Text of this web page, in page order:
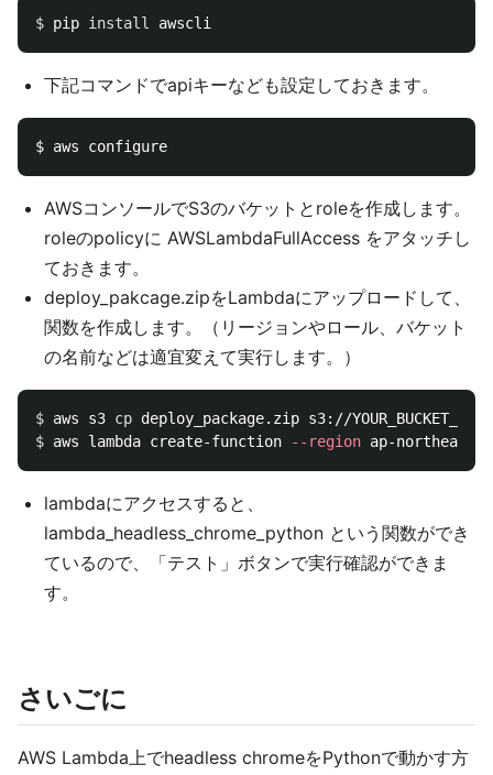
$ pip install
下記コマンドでapiキーなども設定しておきます。
AWSコンソールでS3のバケットとroleを作成します。
roleのpolicyに AWSLambdaFullAccess をアタッチし
ておきます。
deploy_pakcage.zipをLambdaにアップロードして、
関数を作成します。（リージョンやロール、バケット
の名前などは適宜変えて実行します。）
$ aws s3 cp
$ aws lambda create-function --region ap-
lambdaにアクセスすると、
lambda_headless_chrome_python という関数ができ
ているので、「テスト」ボタンで実行確認ができま
す。
さいごに
AWS Lambda上でheadless chromeをPythonで動かす方